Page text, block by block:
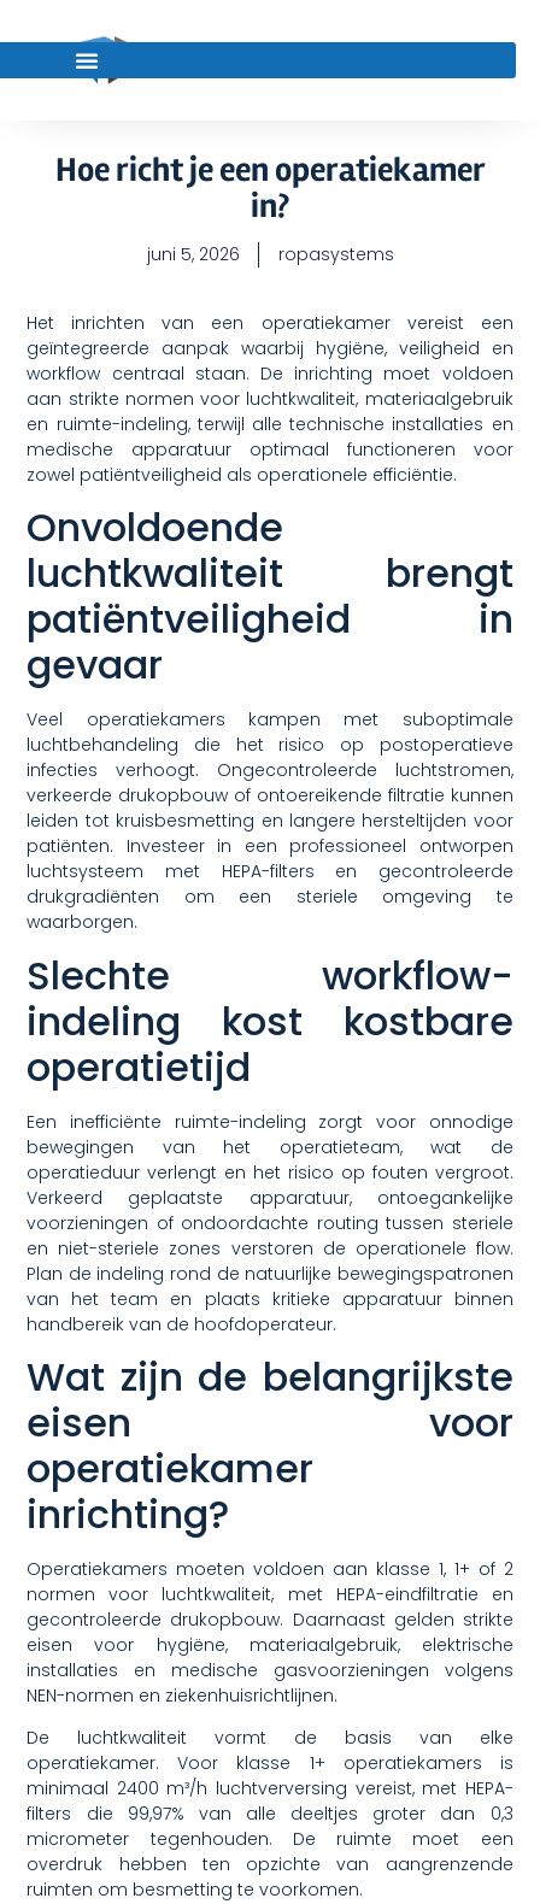
Hoe richt je een operatiekamer
in?
juni 5, 2026 ropasystems
Het inrichten van een operatiekamer vereist een
geïntegreerde aanpak waarbij hygiëne, veiligheid en
workflow centraal staan. De inrichting moet voldoen
aan strikte normen voor luchtkwaliteit, materiaalgebruik
en ruimte-indeling, terwijl alle technische installaties en
medische apparatuur optimaal functioneren voor
zowel patiëntveiligheid als operationele efficiëntie.
Onvoldoende
luchtkwaliteit brengt
patiëntveiligheid in
gevaar
Veel operatiekamers kampen met suboptimale
luchtbehandeling die het risico op postoperatieve
infecties verhoogt. Ongecontroleerde luchtstromen,
verkeerde drukopbouw of ontoereikende filtratie kunnen
leiden tot kruisbesmetting en langere hersteltijden voor
patiënten. Investeer in een professioneel ontworpen
luchtsysteem met HEPA-filters en gecontroleerde
drukgradiënten om een steriele omgeving te
waarborgen.
Slechte workflow-
indeling kost kostbare
operatietijd
Een inefficiënte ruimte-indeling zorgt voor onnodige
bewegingen van het operatieteam, wat de
operatieduur verlengt en het risico op fouten vergroot.
Verkeerd geplaatste apparatuur, ontoegankelijke
voorzieningen of ondoordachte routing tussen steriele
en niet-steriele zones verstoren de operationele flow.
Plan de indeling rond de natuurlijke bewegingspatronen
van het team en plaats kritieke apparatuur binnen
handbereik van de hoofdoperateur.
Wat zijn de belangrijkste
eisen voor
operatiekamer
inrichting?
Operatiekamers moeten voldoen aan klasse 1, 1+ of 2
normen voor luchtkwaliteit, met HEPA-eindfiltratie en
gecontroleerde drukopbouw. Daarnaast gelden strikte
eisen voor hygiëne, materiaalgebruik, elektrische
installaties en medische gasvoorzieningen volgens
NEN-normen en ziekenhuisrichtlijnen.
De luchtkwaliteit vormt de basis van elke
operatiekamer. Voor klasse 1+ operatiekamers is
minimaal 2400 m³/h luchtverversing vereist, met HEPA-
filters die 99,97% van alle deeltjes groter dan 0,3
micrometer tegenhouden. De ruimte moet een
overdruk hebben ten opzichte van aangrenzende
ruimten om besmetting te voorkomen.